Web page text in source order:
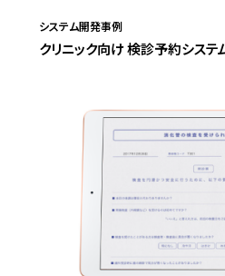
システム開発事例
クリニック向け 検診予約システ